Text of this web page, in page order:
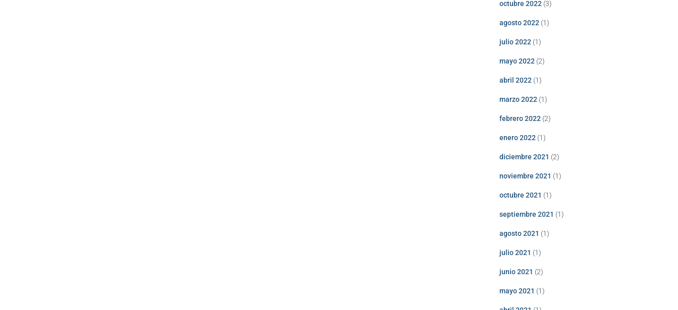
octubre 2022(3)
agosto 2022(1)
julio 2022(1)
mayo 2022(2)
abril 2022(1)
marzo 2022(1)
febrero 2022(2)
enero 2022(1)
diciembre 2021 (2)
noviembre 2021 (1)
octubre 2021 (1)
septiembre 2021 (1)
agosto 2021 (1)
julio 2021 (1)
junio 2021 (2)
mayo 2021 (1)